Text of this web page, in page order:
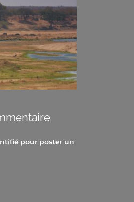
pour poster un